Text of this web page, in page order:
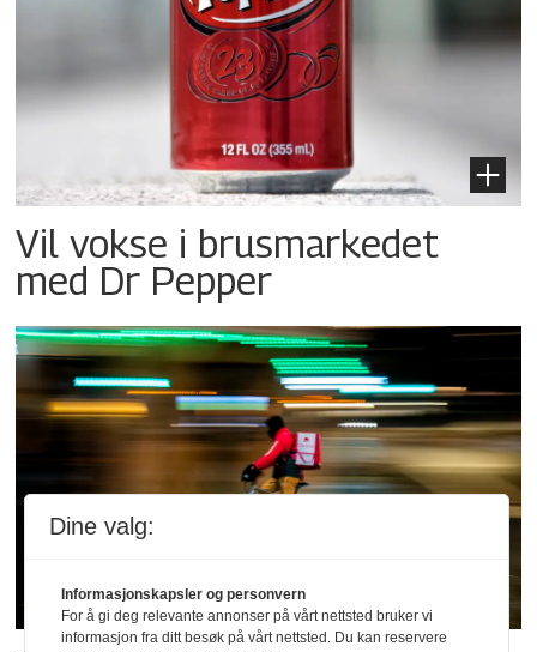
Vil vokse i brusmarkedet
med Dr Pepper
Dine valg:
Informasjonskapsler og personvern
For å gi deg relevante annonser på vårt nettsted bruker vi
informasjon fra ditt besøk på vårt nettsted. Du kan reservere